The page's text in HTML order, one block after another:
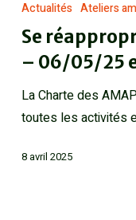
Actualités Ateliers
Se
– 06/05/25
La Charte des
toutes les activités
8 avril 2025